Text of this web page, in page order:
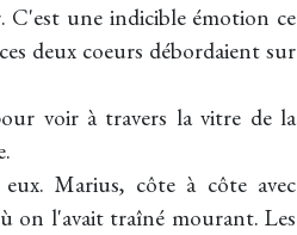
C'est une indicible émotion ce
deux coeurs débordaient sur
voir à travers la vitre de la
Marius, côte à côte avec
on l'avait traîné mourant. Les